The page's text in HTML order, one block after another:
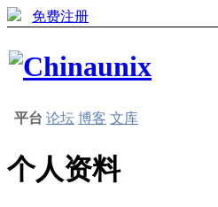
免费注册
平台 论坛 博客 文库
个人资料